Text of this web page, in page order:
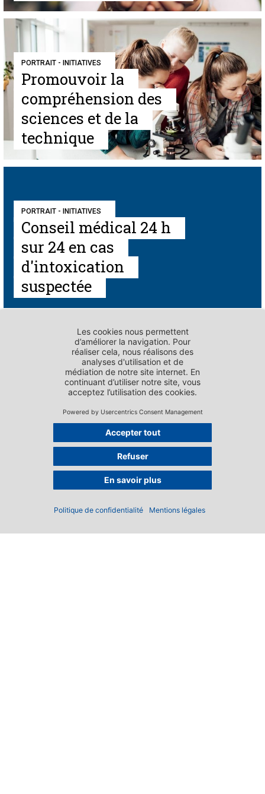
PORTRAIT - INITIATIVES
Promouvoir la
compréhension des
sciences et de la
technique
PORTRAIT - INITIATIVES
Conseil médical 24 h
sur 24 en cas
d'intoxication
suspectée
Fact-sheets et prises